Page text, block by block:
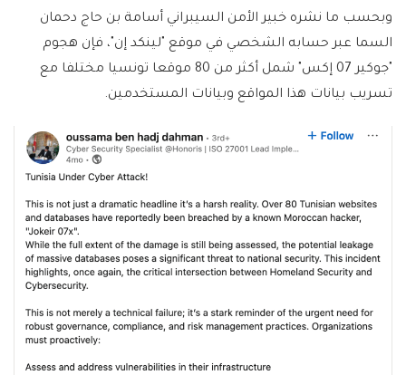
وبحسب ما نشره خبير الأمن السيبراني أسامة بن حاج دحمان
السما عبر حسابه الشخصي في موقع "لينكد إن"، فإن هجوم
"جوكير 07 إكس" شمل أكثر من 80 موقعا تونسيا مختلفا مع
تسريب بيانات هذا المواقع وبيانات المستخدمين.